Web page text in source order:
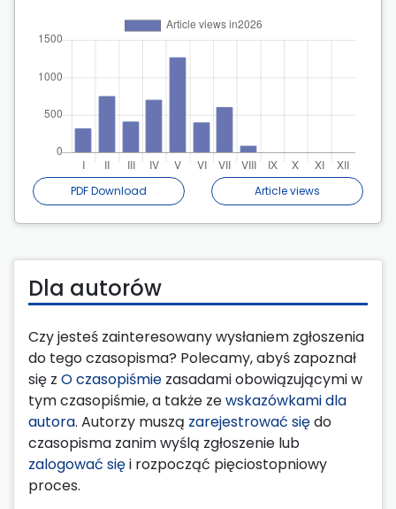
PDF Download Article views
Dla autorów
Czy jesteś zainteresowany wysłaniem zgłoszenia
do tego czasopisma? Polecamy, abyś zapoznał
się z O czasopiśmie zasadami obowiązującymi w
tym czasopiśmie, a także zewskazówkami dla
autora. Autorzy muszą zarejestrować siędo
czasopisma zanim wyślą zgłoszenie lub
zalogować sięi rozpocząć pięciostopniowy
proces.